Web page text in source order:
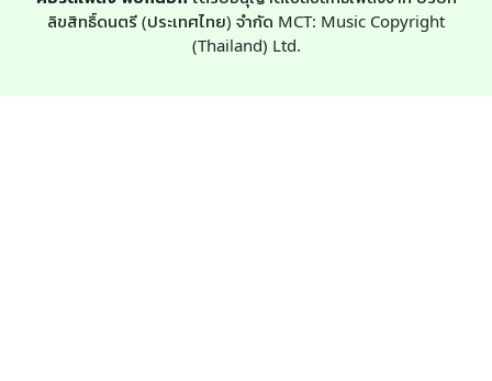
ลิขสิทธิ์ดนตรี (ประเทศไทย) จำกัด MCT: Music Copyright
(Thailand) Ltd.